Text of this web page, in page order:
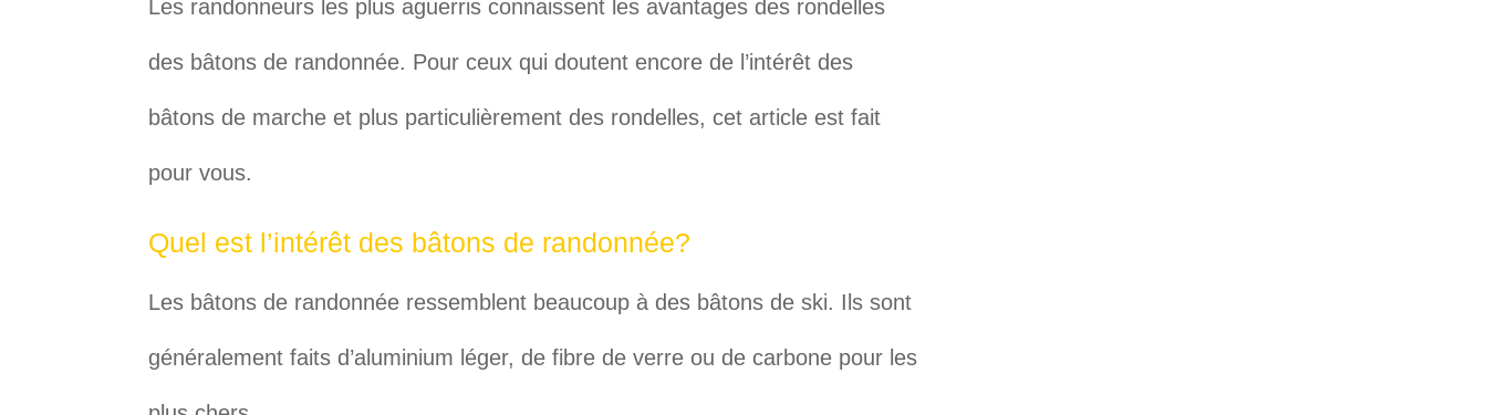
Les randonneurs les plus aguerris connaissent les avantages des rondelles
des bâtons de randonnée. Pour ceux qui doutent encore de l’intérêt des
bâtons de marche et plus particulièrement des rondelles, cet article est fait
pour vous.
Quel est l’intérêt des bâtons de randonnée?
Les bâtons de randonnée ressemblent beaucoup à des bâtons de ski. Ils sont
généralement faits d’aluminium léger, de fibre de verre ou de carbone pour les